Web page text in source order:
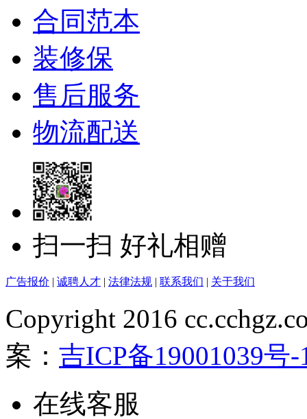
合同范本
装修保
售后服务
物流配送
扫一扫 好礼相赠
广告报价 | 诚聘人才 | 法律法规 | 联系我们 | 关于我们
Copyright 2016
案： 吉ICP备19001039号-
在线客服